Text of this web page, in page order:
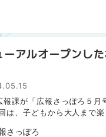
ーアルオープンし
報課が「広報さっぽろ５月
は、子どもから大人まで
オープンした体験型の展
さっぽろ